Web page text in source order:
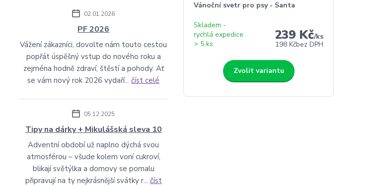
Vánoční svetr pro psy - Santa
239 Kč/ks
198 Kčbez DPH
Skladem -
rychlá expedice
> 5 ks
Zvolit variantu
02.01.2026
PF 2026
Vážení zákazníci, dovolte nám touto cestou
popřát úspěšný vstup do nového roku a
zejména hodně zdraví, štěstí a pohody. Ať
se vám nový rok 2026 vydaří...číst celé
05.12.2025
Tipy na dárky + Mikulášská sleva 10
Adventní období už naplno dýchá svou
atmosférou – všude kolem voní cukroví,
blikají světýlka a domovy se pomalu
připravují na ty nejkrásnější svátky r... číst